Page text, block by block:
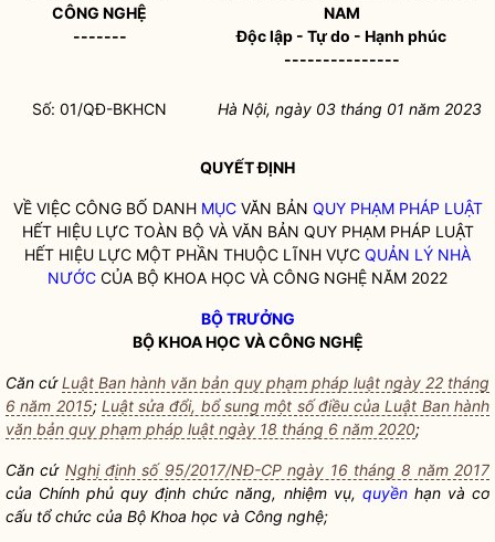
CÔNG NGHỆ
-------
NAM
Độc lập - Tự do - Hạnh phúc
---------------
Số: 01/QĐ-BKHCN Hà Nội, ngày 03 tháng 01 năm 2023
QUYẾT ĐỊNH
VỀ VIỆC CÔNG BỐ DANH MỤCVĂN BẢN QUY PHẠM PHÁP LUẬT
HẾT HIỆU LỰC TOÀN BỘ VÀ VĂN BẢN QUY PHẠM PHÁP LUẬT
HẾT HIỆU LỰC MỘT PHẦN THUỘC LĨNH VỰC QUẢN LÝ NHÀ
NƯỚC CỦA BỘ KHOA HỌC VÀ CÔNG NGHỆ NĂM 2022
BỘ TRƯỞNG
BỘ KHOA HỌC VÀ CÔNG NGHỆ
Căn cứLuật Ban hành văn bản quy phạm pháp luật ngày 22 tháng
6 năm 2015; Luật sửa đổi, bổ sung một số điều của Luật Ban hành
văn bản quy phạm pháp luật ngày 18 tháng 6 năm 2020;
Căn cứ Nghị định số 95/2017/NĐ-CP ngày 16 tháng 8 năm 2017
của Chính phủ quy định chức năng, nhiệm vụ, quyềnhạn và cơ
cấu tổ chức của Bộ Khoa học và Công nghệ;